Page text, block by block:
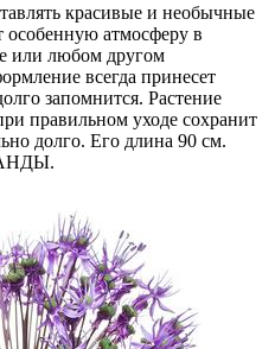
красивые и необычные
особенную атмосферу в
или любом другом
всегда принесет
запомнится. Растение
правильном уходе сохранит
долго. Его длина 90 см.